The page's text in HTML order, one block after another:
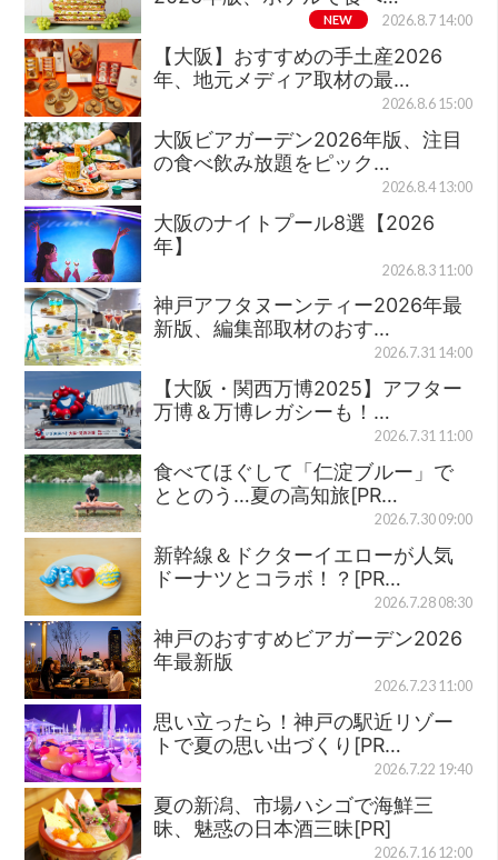
NEW 2026.8.7 14:00
【大阪】おすすめの手土産2026
年、地元メディア取材の最…
2026.8.6 15:00
大阪ビアガーデン2026年版、注目
の食べ飲み放題をピック…
2026.8.4 13:00
大阪のナイトプール8選【2026
年】
2026.8.3 11:00
神戸アフタヌーンティー2026年最
新版、編集部取材のおす…
2026.7.31 14:00
【大阪・関西万博2025】アフター
万博＆万博レガシーも！…
2026.7.31 11:00
食べてほぐして「仁淀ブルー」で
ととのう…夏の高知旅[PR…
2026.7.30 09:00
新幹線＆ドクターイエローが人気
ドーナツとコラボ！？[PR…
2026.7.28 08:30
神戸のおすすめビアガーデン2026
年最新版
2026.7.23 11:00
思い立ったら！神戸の駅近リゾー
トで夏の思い出づくり[PR…
2026.7.22 19:40
夏の新潟、市場ハシゴで海鮮三
昧、魅惑の日本酒三昧[PR]
2026.7.16 12:00